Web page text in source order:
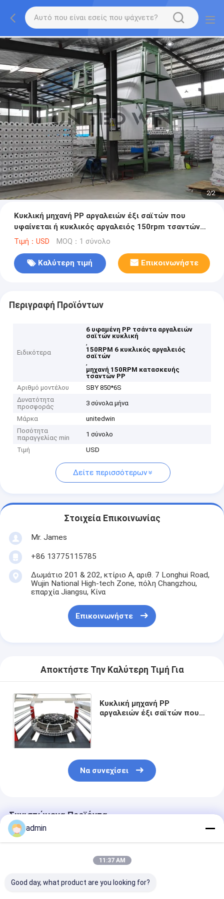
2/2
Κυκλική μηχανή PP αργαλειών έξι σαϊτών που
υφαίνεται ή κυκλικός αργαλειός 150rpm τσαντών
πλέγματος
Τιμή：USD MOQ：1 σύνολο
Καλύτερη τιμή Επικοινωνήστε
Περιγραφή Προϊόντων
Ειδικότερα
6 υφαμένη PP τσάντα αργαλειών
σαϊτών κυκλική
,
150RPM 6 κυκλικός αργαλειός
σαϊτών
,
μηχανή 150RPM κατασκευής
τσαντών PP
Αριθμό μοντέλου
SBY 850*6S
Δυνατότητα
προσφοράς
3 σύνολα μήνα
Μάρκα
unitedwin
Ποσότητα
παραγγελίας min
1 σύνολο
Τιμή USD
Δείτε περισσότερων
Στοιχεία Επικοινωνίας
Mr. James
+86 13775115785
Δωμάτιο 201 & 202, κτίριο Α, αριθ. 7 Longhui Road,
Wujin National High-tech Zone, πόλη Changzhou,
επαρχία Jiangsu, Κίνα
Επικοινωνήστε
Αποκτήστε Την Καλύτερη Τιμή Για
Κυκλική μηχανή PP
αργαλειών έξι σαϊτών που
Να συνεχίσει
Συνιστώμενα Προϊόντα
admin
11:37 AM
Good day, what product are you looking for?